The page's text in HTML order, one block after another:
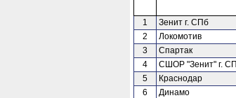
1
Зенит г. СПб
2
Локомотив
3
Спартак
4
СШОР "Зенит" г.
5
Краснодар
6
Динамо